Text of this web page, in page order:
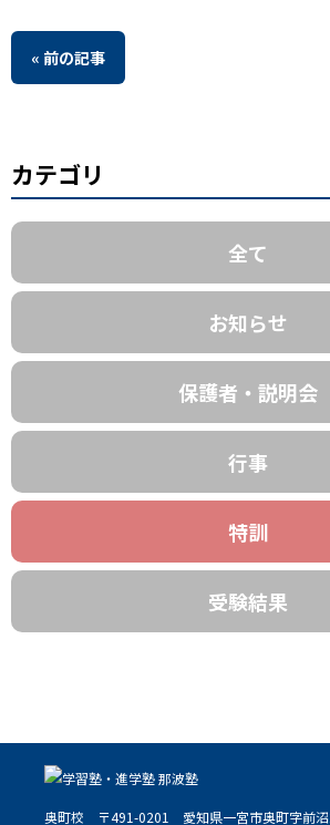
« 前の記事
カテゴリ
全て
お知らせ
保護者・説明会
行事
特訓
受験結果
奥町校 〒491-0201 愛知県一宮市奥町字前